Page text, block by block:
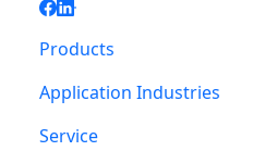
Products
Application Industries
Service